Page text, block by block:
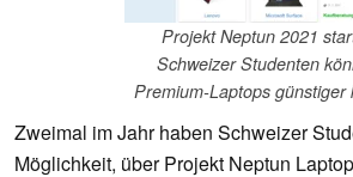
Projekt Neptun 2021
Schweizer Studenten
Premium-Laptops günstiger
Zweimal im Jahr haben Schweizer
Möglichkeit, über Projekt Neptun